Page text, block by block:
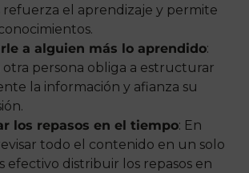
refuerza el aprendizaje y permite
a alguien más lo aprendido:
otra persona obliga a estructurar
la información y afianza su
los repasos en el tiempo: En
todo el contenido en un solo
efectivo distribuir los repasos en